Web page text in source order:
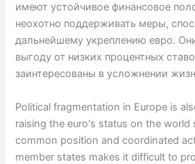
имеют устойчивое финансовое
неохотно поддерживать меры,
дальнейшему укреплению евро.
выгоду от низких процентных
заинтересованы в усложнении
Political fragmentation in Europe is
raising the euro's status on the world
common position and coordinated
member states makes it difficult to